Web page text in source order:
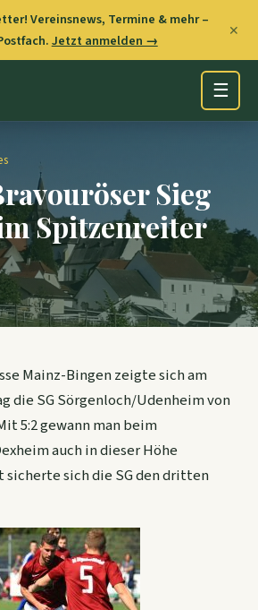
Vereinsnews, Termine & mehr –
Jetzt anmelden →
✕
☰
Sieg
Spitzenreiter
Mainz-Bingen zeigte sich am
SG Sörgenloch/Udenheim von
5:2 gewann man beim
auch in dieser Höhe
sich die SG den dritten